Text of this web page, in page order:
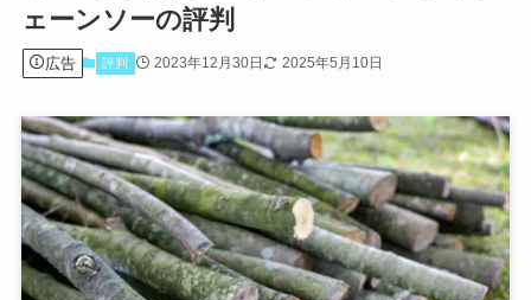
ェーンソーの評判
広告 評判 2023年12月30日 2025年5月10日